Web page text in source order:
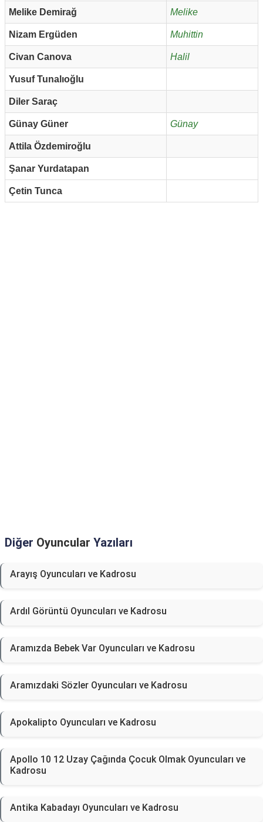
Melike Demirağ Melike
Nizam Ergüden Muhittin
Civan Canova Halil
Yusuf Tunalıoğlu
Diler Saraç
Günay Güner Günay
Attila Özdemiroğlu
Şanar Yurdatapan
Çetin Tunca
Diğer Oyuncular Yazıları
Arayış Oyuncuları ve Kadrosu
Ardıl Görüntü Oyuncuları ve Kadrosu
Aramızda Bebek Var Oyuncuları ve Kadrosu
Aramızdaki Sözler Oyuncuları ve Kadrosu
Apokalipto Oyuncuları ve Kadrosu
Apollo 10 12 Uzay Çağında Çocuk Olmak Oyuncuları ve
Kadrosu
Antika Kabadayı Oyuncuları ve Kadrosu